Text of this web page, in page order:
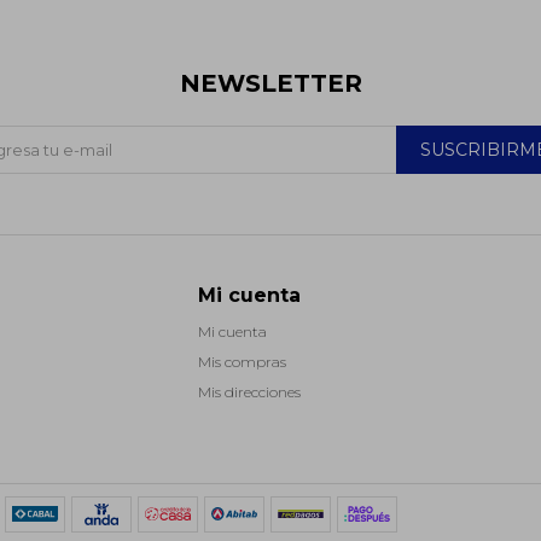
Mi cuenta
Mi cuenta
Mis compras
Mis direcciones
NEWSLETTER